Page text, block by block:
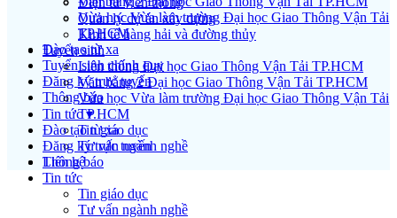
Vừa học Vừa làm trường Đại học Giao Thông Vận Tải
TP.HCM
Đào tạo từ xa
Tuyển sinh chính quy
Đăng ký trực tuyến
Thông báo
Tin tức ▾
Tin giáo dục
Tư vấn ngành nghề
Liên hệ
Quản lý dự án xây dựng
Kinh tế hàng hải và đường thủy
Tuyển sinh
Liên thông Đại học Giao Thông Vận Tải TP.HCM
Văn bằng 2 Đại học Giao Thông Vận Tải TP.HCM
Vừa học Vừa làm trường Đại học Giao Thông Vận Tải
TP.HCM
Đào tạo từ xa
Đăng ký trực tuyến
Thông báo
Tin tức
Tin giáo dục
Tư vấn ngành nghề